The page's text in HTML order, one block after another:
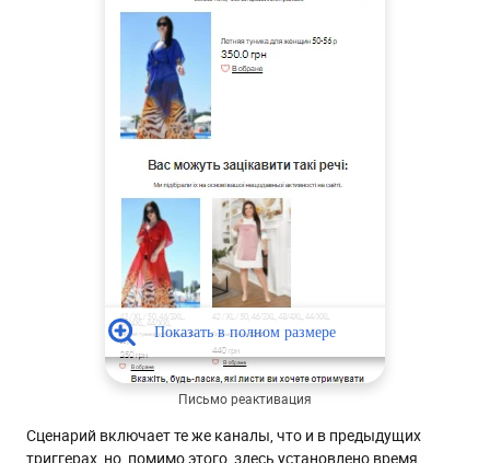
Письмо реактивация
Сценарий включает те же каналы, что и в предыдущих
триггерах, но, помимо этого, здесь установлено время